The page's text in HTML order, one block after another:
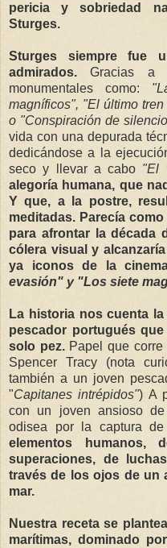
pericia y sobriedad
Sturges.
Sturges siempre fue
admirados.Gracias a
monumentales como:
magníficos", "El último
o "Conspiración de
vida con una depurada
dedicándose a la
seco y llevar a cabo "El
alegoría humana, que
Y que, a la postre,
meditadas. Parecía
para afrontar la década
cólera visual y
ya iconos de la
evasión" y "Los siete
La historia nos cuenta
pescador portugués
solo pez. Papel que
Spencer Tracy (nota
también a un joven
"Capitanes intrépidos") A
con un joven ansioso
odisea por la captura
elementos humanos,
superaciones, de
través de los ojos de un
mar.
Nuestra receta se
marítimas, dominado